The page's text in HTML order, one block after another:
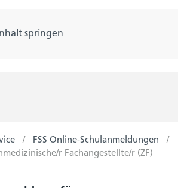
springen
FSS Online-Schulanmeldungen
r Fachangestellte/r (ZF)